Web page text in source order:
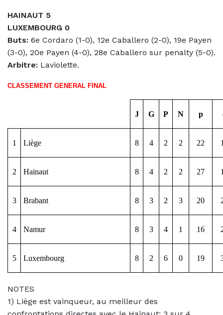
HAINAUT 5
LUXEMBOURG 0
Buts: 6e Cordaro (1-0), 12e Caballero (2-0), 19e Payen
(3-0), 20e Payen (4-0), 28e Caballero sur penalty (5-0).
Arbitre: Laviolette.
CLASSEMENT GENERAL FINAL
J G P N p
1 Liège 8 4 2 2 22
2 Hainaut 8 4 2 2 27
3 Brabant 8 3 2 3 20
4 Namur 8 3 4 1 16
5 Luxembourg 8 2 6 0 19
NOTES
1) Liège est vainqueur, au meilleur des